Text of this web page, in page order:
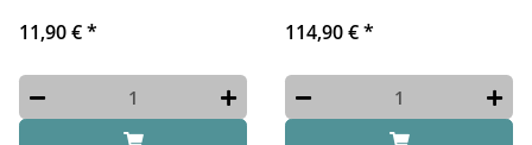
11,90 €* 114,90 €*